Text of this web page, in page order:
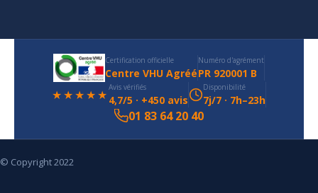
Certification officielle
Centre VHU Agréé
Numéro d'agrément
PR 920001 B
★★★★★ Avis vérifiés
4,7/5 · +450 avis
Disponibilité
7j/7 · 7h–23h
01 83 64 20 40
© Copyright 2022